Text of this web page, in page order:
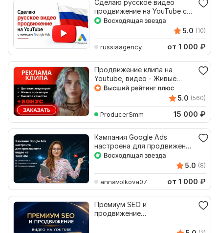
Сделаю русское видео
продвижение на YouTube с
помощью Google Ads
5.0 (10)
russiaagency от 1 000 ₽
Продвижение клипа на
Youtube, видео - Живые
просмотры Google Ads
5.0 (560)
ProducerSmm 15 000 ₽
Кампания Google Ads
настроена для продвижения
видео на YouTube
5.0 (8)
annavolkova07 от 1 000 ₽
Премиум SEO и
продвижение